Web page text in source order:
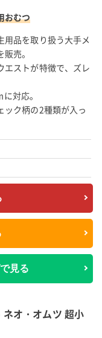
おむつ
用品を取り扱う大手メ
売。
エストが特徴で、ズレ
対応。
ック柄の2種類が入っ
見る
オ・オムツ 超小